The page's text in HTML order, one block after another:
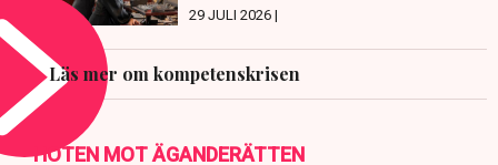
29 JULI 2026 |
Läs mer om kompetenskrisen
HOTEN MOT ÄGANDERÄTTEN